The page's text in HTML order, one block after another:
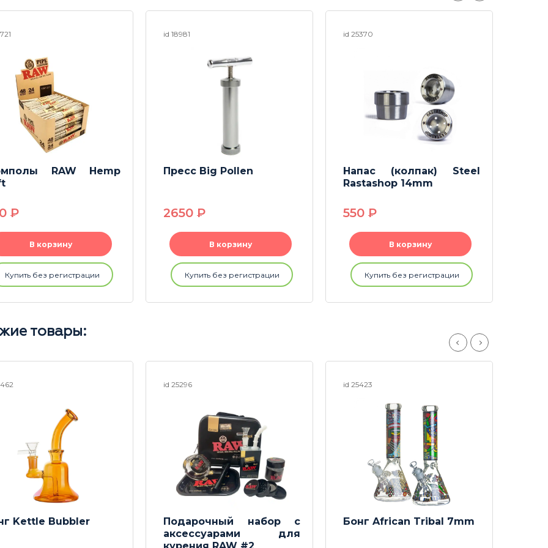
RAW Hemp
P
В корзину
Купить без регистрации
id 18981
Пресс Big Pollen
2650 P
В корзину
Купить без регистрации
id 25370
Напас (колпак) Steel
Rastashop 14mm
550 P
В корзину
Купить без регистрации
товары:
Kettle Bubbler
id 25296
Подарочный набор с
аксессуарами для
id 25423
Бонг African Tribal 7mm